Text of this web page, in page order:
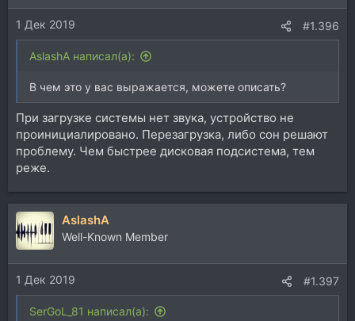
1 Дек 2019 #1.396
AslashA написал(а):
В чем это у вас выражается, можете описать?
При загрузке системы нет звука, устройство не
проинициалировано. Перезагрузка, либо сон решают
проблему. Чем быстрее дисковая подсистема, тем
реже.
AslashA
Well-Known Member
1 Дек 2019 #1.397
SerGoL_81 написал(а):